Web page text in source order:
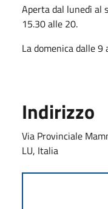
Aperta dal lunedì al
15.30 alle 20.
La domenica dalle 9
Indirizzo
Via Provinciale
LU, Italia